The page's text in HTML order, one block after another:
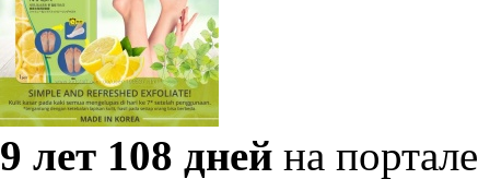
9 лет 108 дней на портале